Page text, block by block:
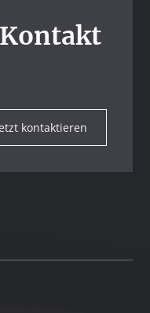
kontaktieren